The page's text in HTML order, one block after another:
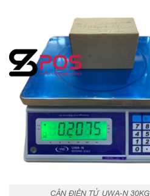
CÂN ĐIỆN TỬ UWA-N 30KG